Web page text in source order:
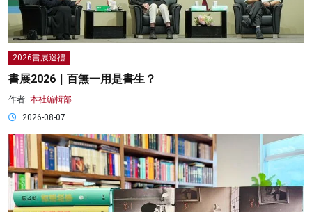
2026書展巡禮
書展2026｜百無一用是書生？
作者: 本社編輯部
2026-08-07